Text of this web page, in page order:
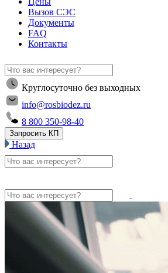
Вызов СЭС
Документы
FAQ
Контакты
Круглосуточно без выходных
info@rosbiodez.ru
8 800 350-98-40
Запросить КП
Назад